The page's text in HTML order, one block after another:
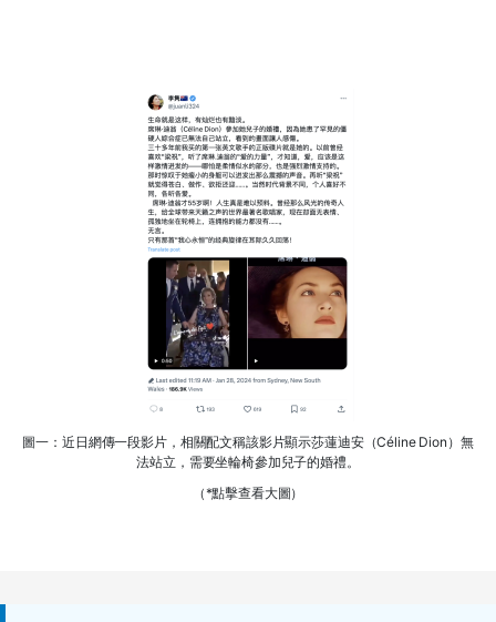
圖一：近日網傳一段影片，相關配文稱該影片顯示莎蓮迪安（Céline Dion）無
法站立，需要坐輪椅參加兒子的婚禮。
（*點擊查看大圖）